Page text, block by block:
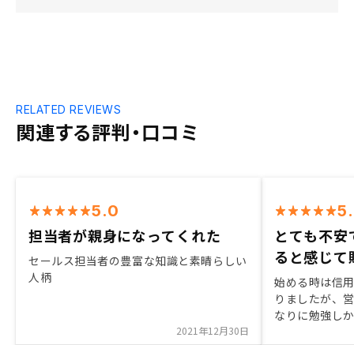
関連する評判・口コミ
RELATED REVIEWS
5.0
担当者が親身になってくれた
セールス担当者の豊富な知識と素晴らしい
人柄
2021年12月30日
とても不
ると感じて
始める時は信
りましたが、
なりに勉強し